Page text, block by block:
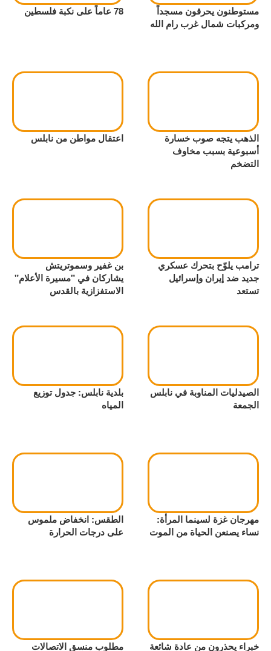
مستوطنون يحرقون مسجداً
ومركبات شمال غرب رام الله
78 عاماً على نكبة فلسطين
الذهب يتجه صوب خسارة
أسبوعية بسبب مخاوف
التضخم
اعتقال مواطن من نابلس
ترامب يلوّح بتحرك عسكري
جديد ضد إيران وإسرائيل
تستعد
بن غفير وسموتريتش
يشاركان في "مسيرة الأعلام"
الاستفزازية بالقدس
الصيدليات المناوبة في نابلس
الجمعة
بلدية نابلس: جدول توزيع
المياه
مهرجان غزة لسينما المرأة:
نساء يصنعن الحياة من الموت
الطقس: انخفاض ملموس
على درجات الحرارة
خبراء يحذرون من عادة شائعة مطلوب منسق الاتصالات